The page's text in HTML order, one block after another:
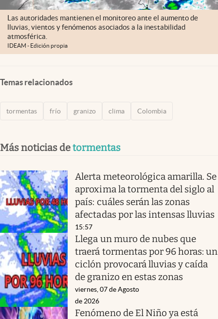
Las autoridades mantienen el monitoreo ante el aumento de
lluvias, vientos y fenómenos asociados a la inestabilidad
atmosférica.
IDEAM - Edición propia
Temas relacionados
tormentas frío granizo clima Colombia
Más noticias detormentas
Alerta meteorológica amarilla. Se
aproxima la tormenta del siglo al
país: cuáles serán las zonas
afectadas por las intensas lluvias
15:57
Llega un muro de nubes que
traerá tormentas por 96 horas: un
ciclón provocará lluvias y caída
de granizo en estas zonas
viernes, 07 de Agosto
de 2026
Fenómeno de El Niño ya está